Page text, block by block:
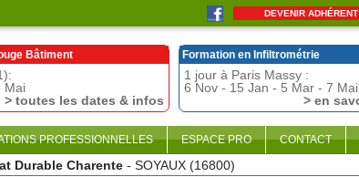
DEVENIR
Bâtiment
Mai
> toutes les dates & infos
Formation en Infiltrométrie
1 jour à Paris Massy :
6 Nov - 15 Jan - 5 Mar - 7 Mai
> en
PROFESSIONNELLES ESPACE PRO
CONTACT
Durable Charente - SOYAUX (16800)